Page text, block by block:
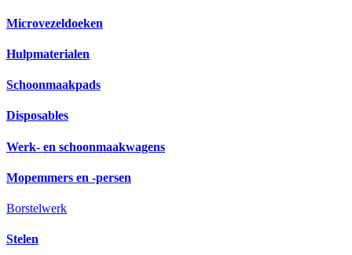
Microvezeldoeken
Hulpmaterialen
Schoonmaakpads
Disposables
Werk- en schoonmaakwagens
Mopemmers en -persen
Borstelwerk
Stelen